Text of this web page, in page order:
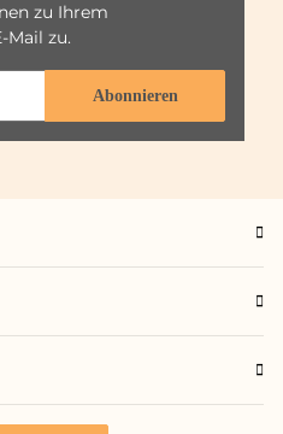
zu Ihrem
zu.
Abonnieren